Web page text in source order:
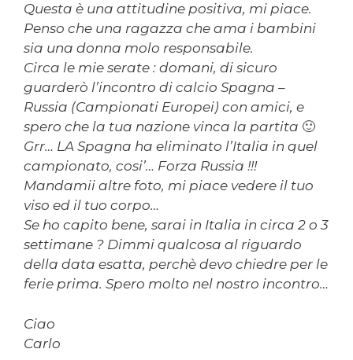
Questa è una attitudine positiva, mi piace.
Penso che una ragazza che ama i bambini
sia una donna molo responsabile.
Circa le mie serate : domani, di sicuro
guarderò l’incontro di calcio Spagna –
Russia (Campionati Europei) con amici, e
spero che la tua nazione vinca la partita 🙂
Grr… LA Spagna ha eliminato l’Italia in quel
campionato, cosi’… Forza Russia !!!
Mandamii altre foto, mi piace vedere il tuo
viso ed il tuo corpo…
Se ho capito bene, sarai in Italia in circa 2 o 3
settimane ? Dimmi qualcosa al riguardo
della data esatta, perchè devo chiedre per le
ferie prima. Spero molto nel nostro incontro…
Ciao
Carlo